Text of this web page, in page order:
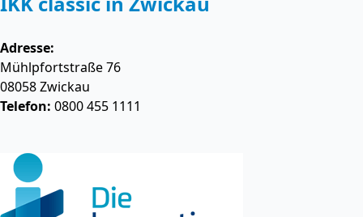
Adresse:
Mühlpfortstraße 76
08058Zwickau
Telefon: 0800 455 1111